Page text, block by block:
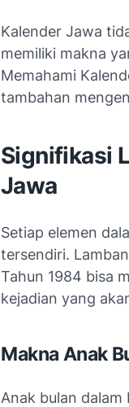
Kalender Jawa
memiliki makna
Memahami
tambahan
Signifikasi
Jawa
Setiap elemen
tersendiri.
Tahun 1984 bisa
kejadian yang
Makna Anak
Anak bulan